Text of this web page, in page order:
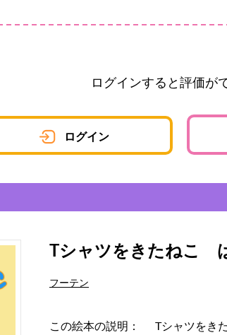
ログインすると評価が
ログイン
Tシャツをきたねこ
フーテン
この絵本の説明：
Tシャツをき